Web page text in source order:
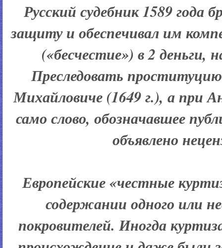
Русский судебник 1589 года
защиту и обеспечивал им
(«бесчестие») в 2 деньги,
Преследовать
Михайловиче (1649 г.), а при
само слово, обозначавшее
объявлено
Европейские «честные
содержании одного или
покровителей. Иногда